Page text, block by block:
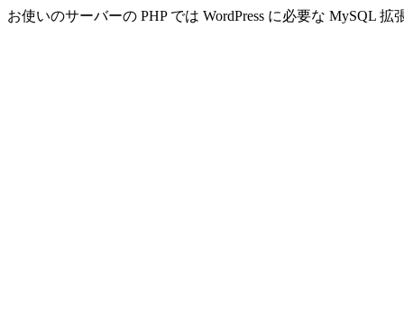
お使いのサーバーの PHP では WordPress に必要な MySQL